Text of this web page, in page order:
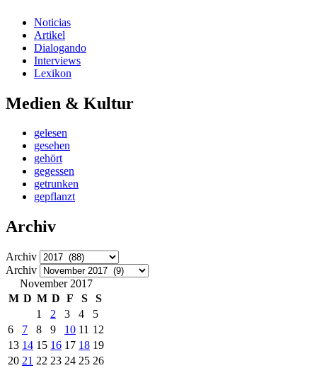
Noticias
Artikel
Dialogando
Interviews
Lexikon
Medien & Kultur
gelesen
gesehen
gehört
gegessen
getrunken
gepflanzt
Archiv
Archiv
Archiv
November 2017
M D M D F S
S
1
2 3 4
5
6
7 8 9 10 11 12
13 14 15 16 17 18 19
20 21 22 23 24 25 26